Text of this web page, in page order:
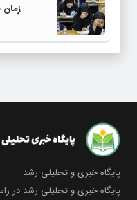
پایگاه خبری و تحلیلی رشد
پایگاه خبری و تحلیلی رشد در